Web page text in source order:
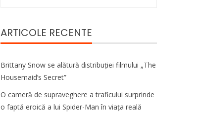
ARTICOLE RECENTE
Brittany Snow se alătură distribuției filmului „The
Housemaid’s Secret”
O cameră de supraveghere a traficului surprinde
o faptă eroică a lui Spider-Man în viața reală